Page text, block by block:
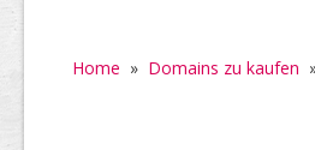
Home » Domains zu kaufen